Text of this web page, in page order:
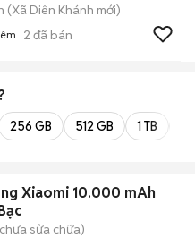
(Xã Diên Khánh mới)
2 đã bán
256 GB 512 GB 1 TB
Xiaomi 10.000 mAh
sửa chữa)